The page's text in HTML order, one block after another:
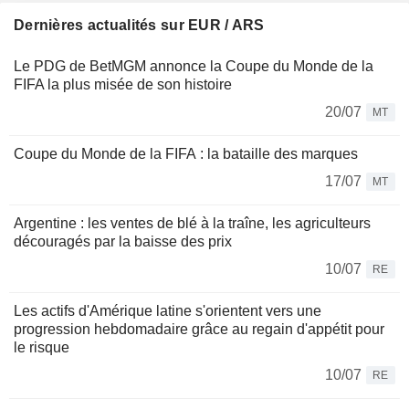
Dernières actualités sur EUR / ARS
Le PDG de BetMGM annonce la Coupe du Monde de la
FIFA la plus misée de son histoire
20/07
MT
Coupe du Monde de la FIFA : la bataille des marques
17/07
MT
Argentine : les ventes de blé à la traîne, les agriculteurs
découragés par la baisse des prix
10/07
RE
Les actifs d'Amérique latine s'orientent vers une
progression hebdomadaire grâce au regain d'appétit pour
le risque
10/07
RE